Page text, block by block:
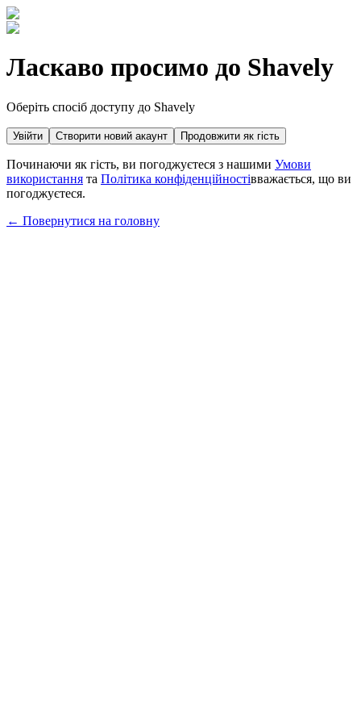
Ласкаво просимо до Shavely
Оберіть спосіб доступу до Shavely
Увійти Створити новий акаунт Продовжити як гість
Починаючи як гість, ви погоджуєтеся з нашими Умови
використання та Політика конфіденційностівважається, що ви
погоджуєтеся.
← Повернутися на головну